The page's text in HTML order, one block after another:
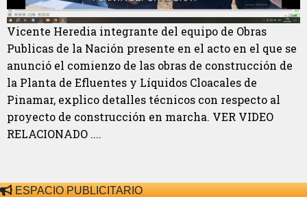
Vicente Heredia integrante del equipo de Obras
Publicas de la Nación presente en el acto en el que se
anunció el comienzo de las obras de construcción de
la Planta de Efluentes y Líquidos Cloacales de
Pinamar, explico detalles técnicos con respecto al
proyecto de construcción en marcha. VER VIDEO
RELACIONADO ....
ESPACIO PUBLICITARIO